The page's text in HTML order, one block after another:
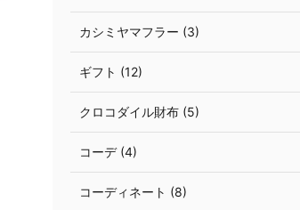
カシミヤマフラー (3)
ギフト (12)
クロコダイル財布 (5)
コーデ (4)
コーディネート (8)